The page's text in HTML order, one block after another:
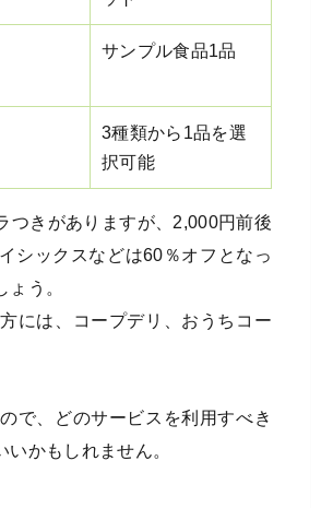
サンプル食品1品
3種類から1品を選
択可能
つきがありますが、2,000円前後
シックスなどは60％オフとなっ
う。
には、コープデリ、おうちコー
で、どのサービスを利用すべき
かもしれません。